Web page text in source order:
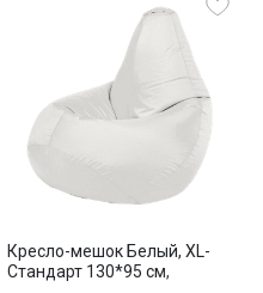
Кресло-мешок Белый, XL-
Стандарт 130*95 см,